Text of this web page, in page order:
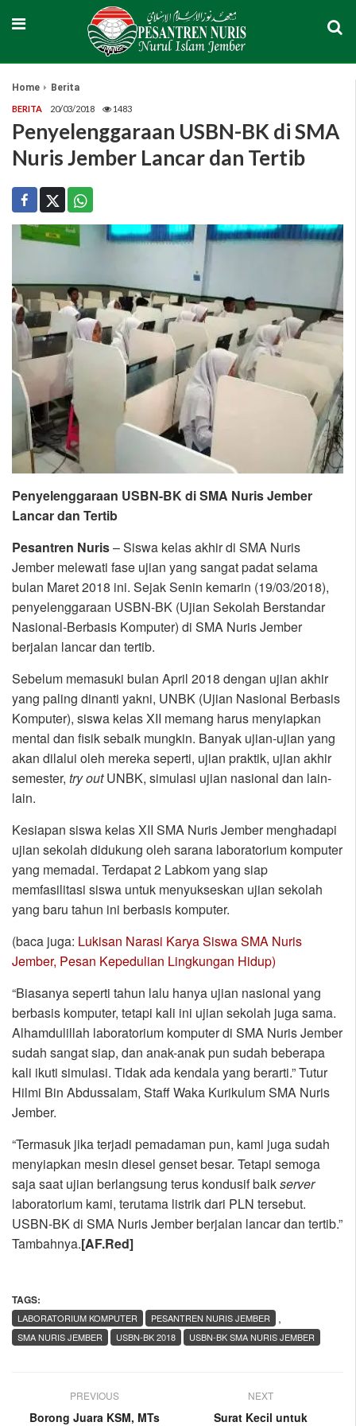
Home Berita
BERITA 20/03/2018 1483
Penyelenggaraan USBN-BK di SMA
Nuris Jember Lancar dan Tertib
Penyelenggaraan USBN-BK di SMA Nuris Jember
Lancar dan Tertib
Pesantren Nuris– Siswa kelas akhir di SMA Nuris
Jember melewati fase ujian yang sangat padat selama
bulan Maret 2018 ini. Sejak Senin kemarin (19/03/2018),
penyelenggaraan USBN-BK (Ujian Sekolah Berstandar
Nasional-Berbasis Komputer) di SMA Nuris Jember
berjalan lancar dan tertib.
Sebelum memasuki bulan April 2018 dengan ujian akhir
yang paling dinanti yakni, UNBK (Ujian Nasional Berbasis
Komputer), siswa kelas XII memang harus menyiapkan
mental dan fisik sebaik mungkin. Banyak ujian-ujian yang
akan dilalui oleh mereka seperti, ujian praktik, ujian akhir
semester, try outUNBK, simulasi ujian nasional dan lain-
lain.
Kesiapan siswa kelas XII SMA Nuris Jember menghadapi
ujian sekolah didukung oleh sarana laboratorium komputer
yang memadai. Terdapat 2 Labkom yang siap
memfasilitasi siswa untuk menyukseskan ujian sekolah
yang baru tahun ini berbasis komputer.
(baca juga: Lukisan Narasi Karya Siswa SMA Nuris
Jember, Pesan Kepedulian Lingkungan Hidup)
“Biasanya seperti tahun lalu hanya ujian nasional yang
berbasis komputer, tetapi kali ini ujian sekolah juga sama.
Alhamdulillah laboratorium komputer di SMA Nuris Jember
sudah sangat siap, dan anak-anak pun sudah beberapa
kali ikuti simulasi. Tidak ada kendala yang berarti.” Tutur
Hilmi Bin Abdussalam, Staff Waka Kurikulum SMA Nuris
Jember.
“Termasuk jika terjadi pemadaman pun, kami juga sudah
menyiapkan mesin diesel genset besar. Tetapi semoga
saja saat ujian berlangsung terus kondusif baikserver
laboratorium kami, terutama listrik dari PLN tersebut.
USBN-BK di SMA Nuris Jember berjalan lancar dan tertib.”
Tambahnya.[AF.Red]
TAGS:
,
LABORATORIUM KOMPUTER
PESANTREN NURIS JEMBER
SMA NURIS JEMBER
USBN-BK 2018 USBN-BK SMA NURIS JEMBER
PREVIOUS
Borong Juara KSM, MTs
NEXT
Surat Kecil untuk